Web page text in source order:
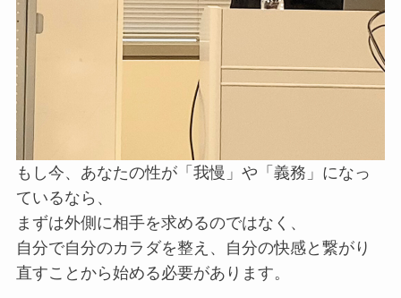
もし今、あなたの性が「我慢」や「義務」になっ
ているなら、
まずは外側に相手を求めるのではなく、
自分で自分のカラダを整え、自分の快感と繋がり
直すことから始める必要があります。